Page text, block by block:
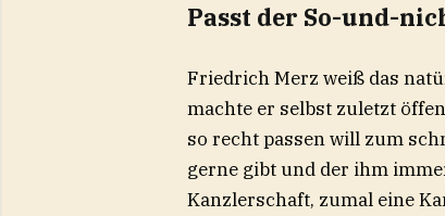
Passt der So-und-
Friedrich Merz weiß das
machte er selbst zuletzt
so recht passen will zum
gerne gibt und der ihm
Kanzlerschaft, zumal eine